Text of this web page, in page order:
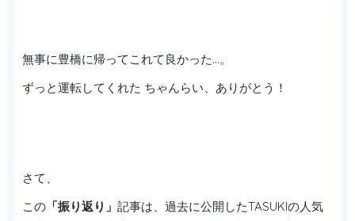
無事に豊橋に帰ってこれて良かった…。
ずっと運転してくれた ちゃんらい、ありがとう！
さて、
この 「振り返り」 記事は、過去に公開したTASUKIの人気